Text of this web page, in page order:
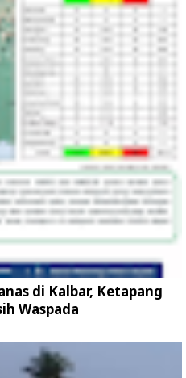
di Kalbar, Ketapang
Waspada